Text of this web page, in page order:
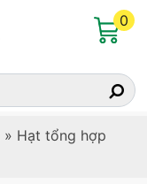
0
» Hạt tổng hợp